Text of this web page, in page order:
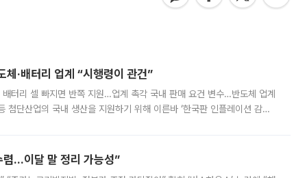
체·배터리 업계 “시행령이 관건”
터리 셀 빠지면 반쪽 지원…업계 촉각 국내 판매 요건 변수…반도체 업계
첨단산업의 국내 생산을 지원하기 위해 이른바 ‘한국판 인플레이션 감축
렴…이달 말 정리 가능성”